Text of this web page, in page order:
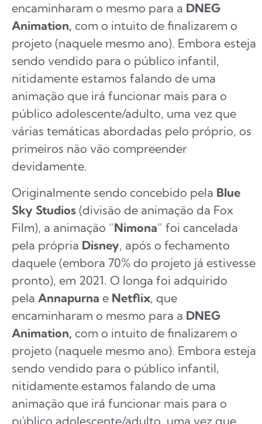
encaminharam o mesmo para a DNEG
Animation, com o intuito de finalizarem o
projeto (naquele mesmo ano). Embora esteja
sendo vendido para o público infantil,
nitidamente estamos falando de uma
animação que irá funcionar mais para o
público adolescente/adulto, uma vez que
várias temáticas abordadas pelo próprio, os
primeiros não vão compreender
devidamente.
Originalmente sendo concebido pela Blue
Sky Studios (divisão de animação da Fox
Film), a animação “Nimona” foi cancelada
pela própria Disney, após o fechamento
daquele (embora 70% do projeto já estivesse
pronto), em 2021. O longa foi adquirido
pela Annapurna e Netflix, que
encaminharam o mesmo para a DNEG
Animation, com o intuito de finalizarem o
projeto (naquele mesmo ano). Embora esteja
sendo vendido para o público infantil,
nitidamente estamos falando de uma
animação que irá funcionar mais para o
público adolescente/adulto, uma vez que